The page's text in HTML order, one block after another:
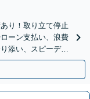
り！取り立て停止
ーン支払い、浪費
添い、スピーディ
面談可】